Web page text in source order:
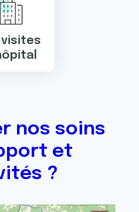
visites
nos soins
et
?